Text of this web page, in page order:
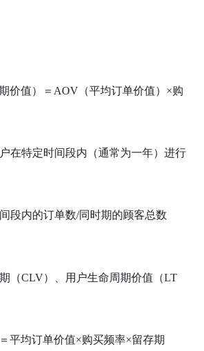
价值）＝AOV（平均订单价值）×购
在特定时间段内（通常为一年）进行
段内的订单数/同时期的顾客总数
（CLV）、用户生命周期价值（LT
平均订单价值×购买频率×留存期